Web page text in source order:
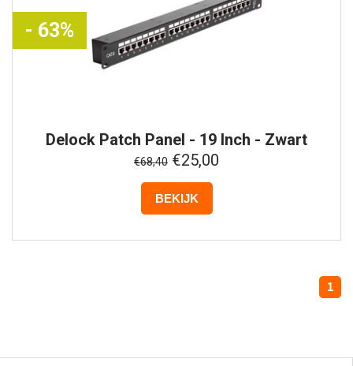
- 63%
Delock Patch Panel - 19 Inch - Zwart
€68,40 €25,00
BEKIJK
1